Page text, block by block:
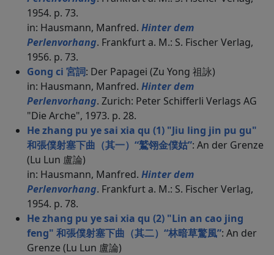
1954. p. 73.
in: Hausmann, Manfred. Hinter dem
Perlenvorhang. Frankfurt a. M.: S. Fischer Verlag,
1956. p. 73.
Gong ci 宮詞: Der Papagei (Zu Yong 祖詠)
in: Hausmann, Manfred. Hinter dem
Perlenvorhang. Zurich: Peter Schifferli Verlags AG
"Die Arche", 1973. p. 28.
He zhang pu ye sai xia qu (1) "Jiu ling jin pu gu"
和張僕射塞下曲（其一）“鷲翎金僕姑”: An der Grenze
(Lu Lun 盧論)
in: Hausmann, Manfred. Hinter dem
Perlenvorhang. Frankfurt a. M.: S. Fischer Verlag,
1954. p. 78.
He zhang pu ye sai xia qu (2) "Lin an cao jing
feng" 和張僕射塞下曲（其二）“林暗草驚風”: An der
Grenze (Lu Lun 盧論)